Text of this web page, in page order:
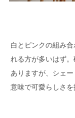
白とピンクの組み
れる方が多いはず
ありますが、シェ
意味で可愛らしさ